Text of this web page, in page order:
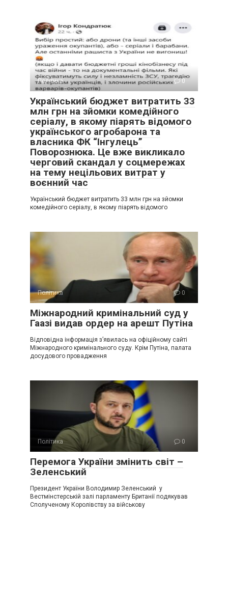
Політика 0
Український бюджет витратить 33
млн грн на зйомки комедійного
серіалу, в якому піарять відомого
українського агробарона та
власника ФК “Інгулець”
Поворознюка. Це вже викликало
черговий скандал у соцмережах
на тему нецільових витрат у
воєнний час
Український бюджет витратить 33 млн грн на зйомки
комедійного серіалу, в якому піарять відомого
Політика 0
Міжнародний кримінальний суд у
Гаазі видав ордер на арешт Путіна
Відповідна інформація з’явилась на офіційному сайті
Міжнародного кримінального суду. Крім Путіна, палата
досудового провадження
Політика 0
Перемога України змінить світ –
Зеленський
Президент України Володимир Зеленський у
Вестмінстерській залі парламенту Британії подякував
Сполученому Королівству за військову